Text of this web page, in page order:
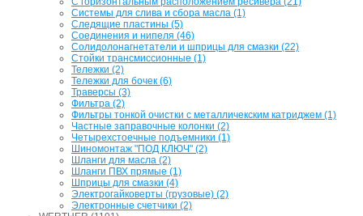
Системы для слива и сбора масла (1)
Следящие пластины (5)
Соединения и нипеля (46)
Солидолонагнетатели и шприцы для смазки (22)
Стойки трансмиссионные (1)
Тележки (2)
Тележки для бочек (6)
Траверсы (3)
Фильтра (2)
Фильтры тонкой очистки с металличекским катриджем (1)
Частные заправочные колонки (2)
Четырехстоечные подъемники (1)
Шиномонтаж "ПОД КЛЮЧ" (2)
Шланги для масла (2)
Шланги ПВХ прямые (1)
Шприцы для смазки (4)
Электрогайковерты (грузовые) (2)
Электронные счетчики (2)